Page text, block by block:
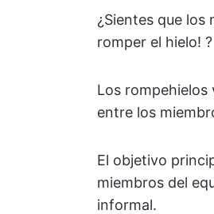
¿Sientes que los
romper el hielo! ?
Los
entre los
El objetivo
miembros del
informal.